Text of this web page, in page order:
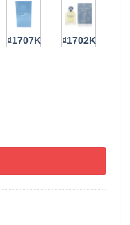
₫1707K ₫1702K
Blue Pour Homme EDT